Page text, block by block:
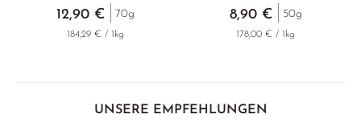
12,90 € 70g
184,29 € / 1kg
8,90 € 50g
178,00 € / 1kg
UNSERE EMPFEHLUNGEN